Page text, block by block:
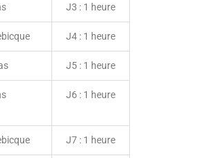
J3 : 1 heure
J4 : 1 heure
J5 : 1 heure
J6 : 1 heure
J7 : 1 heure